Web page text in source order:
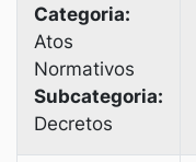
Categoria:
Atos
Normativos
Subcategoria:
Decretos